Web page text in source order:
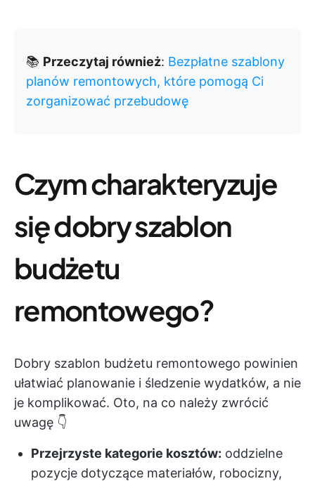
📚 Przeczytaj również: Bezpłatne szablony
planów remontowych, które pomogą Ci
zorganizować przebudowę
Czym charakteryzuje
się dobry szablon
budżetu
remontowego?
Dobry szablon budżetu remontowego powinien
ułatwiać planowanie i śledzenie wydatków, a nie
je komplikować. Oto, na co należy zwrócić
uwagę 👇
Przejrzyste kategorie kosztów: oddzielne
pozycje dotyczące materiałów, robocizny,